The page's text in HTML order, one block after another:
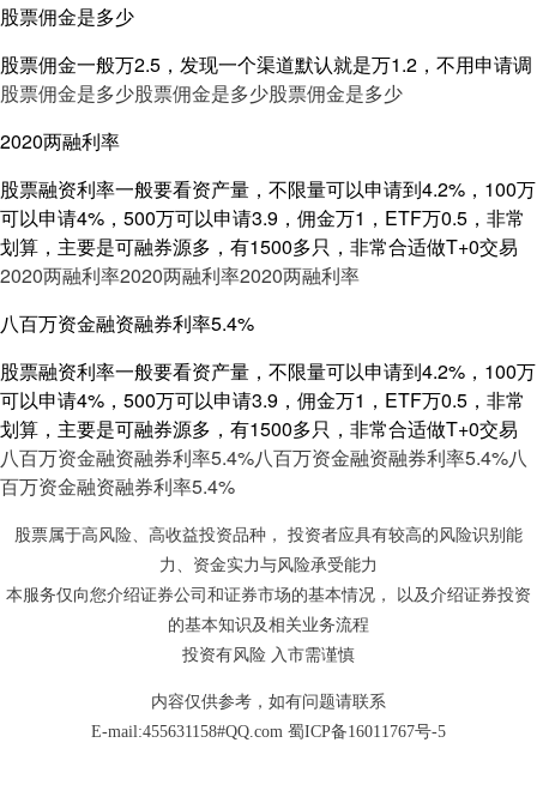
股票佣金是多少
股票佣金一般万2.5，发现一个渠道默认就是万1.2，不用申请调
股票佣金是多少股票佣金是多少股票佣金是多少
2020两融利率
股票融资利率一般要看资产量，不限量可以申请到4.2%，100万
可以申请4%，500万可以申请3.9，佣金万1，ETF万0.5，非常
划算，主要是可融券源多，有1500多只，非常合适做T+0交易
2020两融利率2020两融利率2020两融利率
八百万资金融资融券利率5.4%
股票融资利率一般要看资产量，不限量可以申请到4.2%，100万
可以申请4%，500万可以申请3.9，佣金万1，ETF万0.5，非常
划算，主要是可融券源多，有1500多只，非常合适做T+0交易
八百万资金融资融券利率5.4%八百万资金融资融券利率5.4%八
百万资金融资融券利率5.4%
股票属于高风险、高收益投资品种， 投资者应具有较高的风险识别能
力、资金实力与风险承受能力
本服务仅向您介绍证券公司和证券市场的基本情况， 以及介绍证券投资
的基本知识及相关业务流程
投资有风险 入市需谨慎
内容仅供参考，如有问题请联系
E-mail:455631158#QQ.com 蜀ICP备16011767号-5